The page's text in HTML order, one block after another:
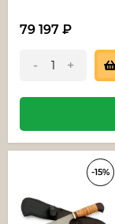
79 197 ₽
- +
-15%